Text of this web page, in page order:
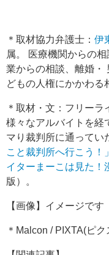
＊取材協力弁護士： 伊
属。 医療機関からの
業からの相談、離婚・
どもの人権にかかわる
＊取材・文：フリーラ
様々なアルバイトを経
マり裁判所に通ってい
こと裁判所へ行こう！」
イターまーこは見た！
版）。
【画像】イメージです
＊Malcon / PIXTA(ピク